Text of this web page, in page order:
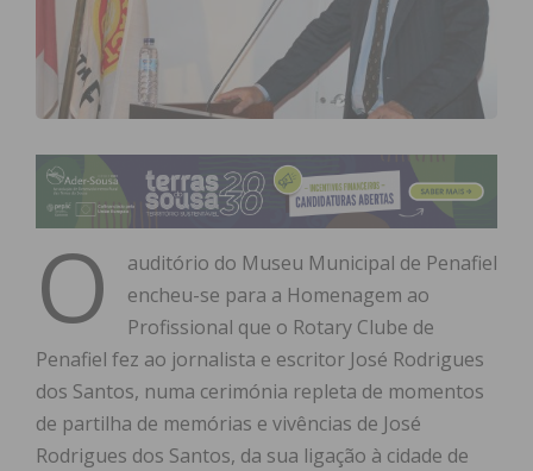
O
auditório do Museu Municipal de Penafiel
encheu-se para a Homenagem ao
Profissional que o Rotary Clube de
Penafiel fez ao jornalista e escritor José Rodrigues
dos Santos, numa cerimónia repleta de momentos
de partilha de memórias e vivências de José
Rodrigues dos Santos, da sua ligação à cidade de